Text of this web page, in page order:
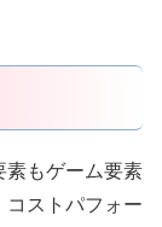
素もゲーム要素
コストパフォー